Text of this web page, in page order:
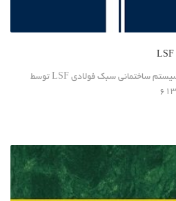
کتاب دستورالعمل طراحی و اجرای سیستم ساختمانی سبک فولادی LSF توسط